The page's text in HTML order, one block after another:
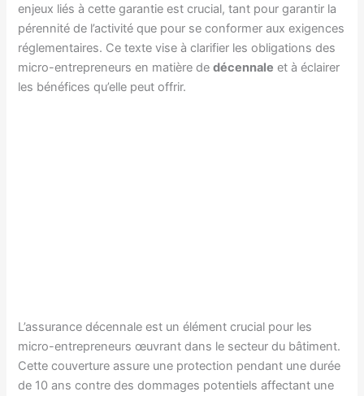
enjeux liés à cette garantie est crucial, tant pour garantir la
pérennité de l’activité que pour se conformer aux exigences
réglementaires. Ce texte vise à clarifier les obligations des
micro-entrepreneurs en matière dedécennale et à éclairer
les bénéfices qu’elle peut offrir.
L’assurance décennale est un élément crucial pour les
micro-entrepreneurs œuvrant dans le secteur du bâtiment.
Cette couverture assure une protection pendant une durée
de 10 ans contre des dommages potentiels affectant une